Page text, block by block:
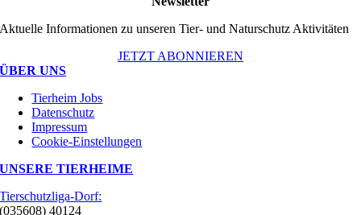
Aktuelle Informationen zu unseren Tier- und Naturschutz Aktivitäten
JETZT ABONNIEREN
ÜBER UNS
Tierheim Jobs
Datenschutz
Impressum
Cookie-Einstellungen
UNSERE TIERHEIME
Tierschutzliga-Dorf:
(035608) 40124